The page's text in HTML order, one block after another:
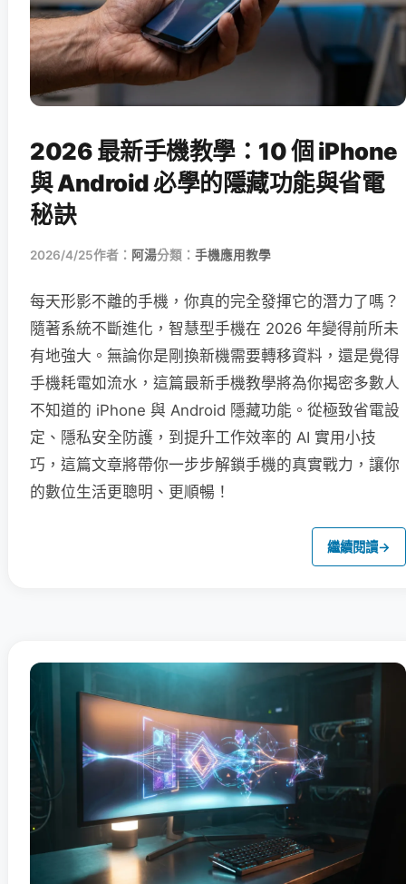
2026 最新手機教學：10 個 iPhone
與 Android 必學的隱藏功能與省電
秘訣
2026/4/25作者： 阿湯分類： 手機應用教學
每天形影不離的手機，你真的完全發揮它的潛力了嗎？
隨著系統不斷進化，智慧型手機在 2026 年變得前所未
有地強大。無論你是剛換新機需要轉移資料，還是覺得
手機耗電如流水，這篇最新手機教學將為你揭密多數人
不知道的 iPhone 與 Android 隱藏功能。從極致省電設
定、隱私安全防護，到提升工作效率的 AI 實用小技
巧，這篇文章將帶你一步步解鎖手機的真實戰力，讓你
的數位生活更聰明、更順暢！
繼續閱讀→